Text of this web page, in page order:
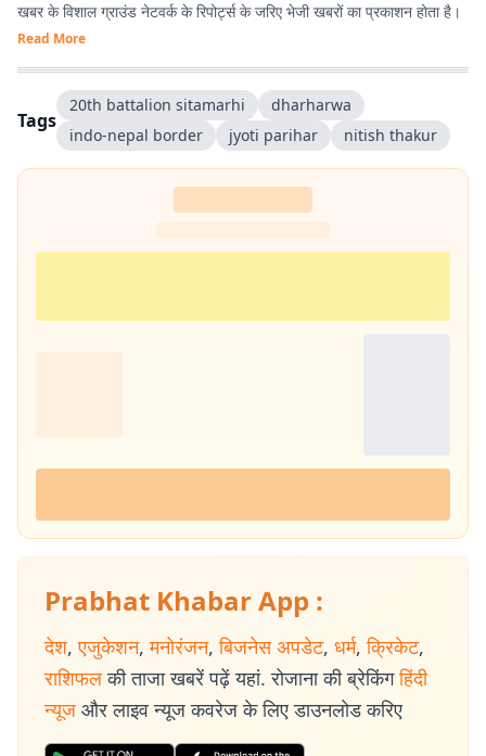
खबर के विशाल ग्राउंड नेटवर्क के रिपोर्ट्स के जरिए भेजी खबरों का प्रकाशन होता है।
Read More
Tags
20th battalion sitamarhi
dharharwa
indo-nepal border
jyoti parihar nitish thakur
Prabhat Khabar App :
देश, एजुकेशन, मनोरंजन, बिजनेस अपडेट, धर्म, क्रिकेट,
राशिफल की ताजा खबरें पढ़ें यहां. रोजाना की ब्रेकिंग हिंदी
न्यूज और लाइव न्यूज कवरेज के लिए डाउनलोड करिए